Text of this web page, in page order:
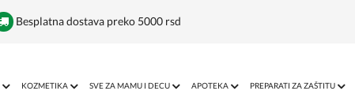
Besplatna dostava preko 5000 rsd
KOZMETIKA SVE ZA MAMU I DECU APOTEKA PREPARATI ZA ZAŠTITU